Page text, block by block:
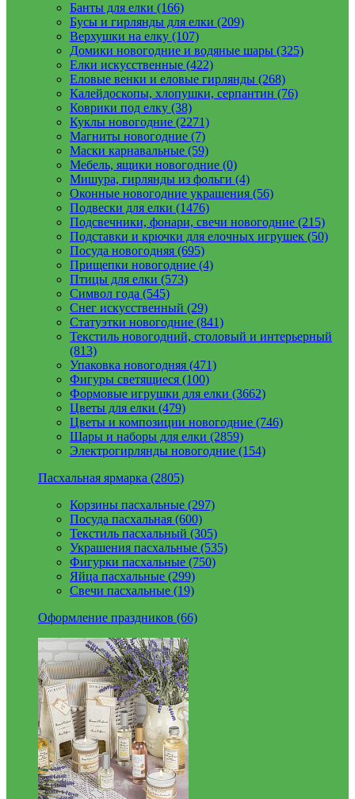
Банты для елки (166)
Бусы и гирлянды для елки (209)
Верхушки на елку (107)
Домики новогодние и водяные шары (325)
Елки искусственные (422)
Еловые венки и еловые гирлянды (268)
Калейдоскопы, хлопушки, серпантин (76)
Коврики под елку (38)
Куклы новогодние (2271)
Магниты новогодние (7)
Маски карнавальные (59)
Мебель, ящики новогодние (0)
Мишура, гирлянды из фольги (4)
Оконные новогодние украшения (56)
Подвески для елки (1476)
Подсвечники, фонари, свечи новогодние (215)
Подставки и крючки для елочных игрушек (50)
Посуда новогодняя (695)
Прищепки новогодние (4)
Птицы для елки (573)
Символ года (545)
Снег искусственный (29)
Статуэтки новогодние (841)
Текстиль новогодний, столовый и интерьерный
(813)
Упаковка новогодняя (471)
Фигуры светящиеся (100)
Формовые игрушки для елки (3662)
Цветы для елки (479)
Цветы и композиции новогодние (746)
Шары и наборы для елки (2859)
Электрогирлянды новогодние (154)
Пасхальная ярмарка (2805)
Корзины пасхальные (297)
Посуда пасхальная (600)
Текстиль пасхальный (305)
Украшения пасхальные (535)
Фигурки пасхальные (750)
Яйца пасхальные (299)
Свечи пасхальные (19)
Оформление праздников (66)